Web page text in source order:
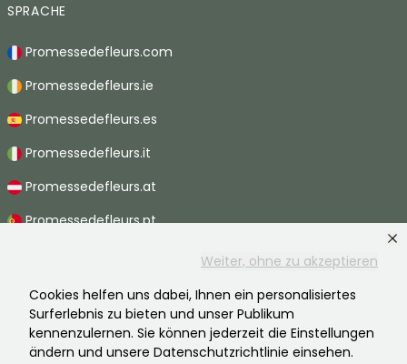
Weiter, ohne zu akzeptieren
Cookies helfen uns dabei, Ihnen ein personalisiertes
Surferlebnis zu bieten und unser Publikum
kennenzulernen. Sie können jederzeit die Einstellungen
ändern und unsere Datenschutzrichtlinie einsehen.
SPRACHE
Promessedefleurs.com
Promessedefleurs.ie
Promessedefleurs.es
Promessedefleurs.it
Promessedefleurs.at
Promessedefleurs.pt
Promessedefleurs.be
Promessedefleurs.ch